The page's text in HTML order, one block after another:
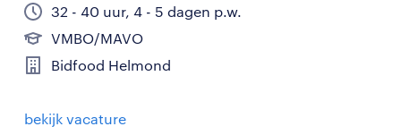
32 - 40 uur, 4 - 5 dagen p.w.
VMBO/MAVO
Bidfood Helmond
bekijk vacature